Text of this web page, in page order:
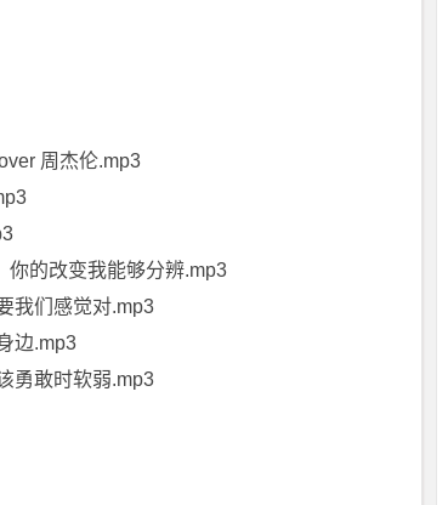
周杰伦.mp3
你的改变我能够分辨.mp3
我们感觉对.mp3
边.mp3
勇敢时软弱.mp3